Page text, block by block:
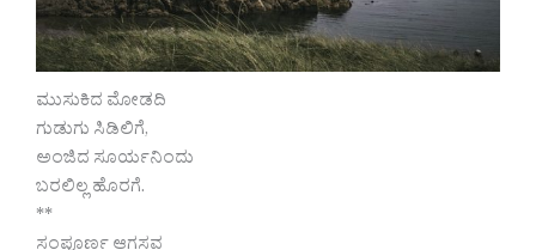
ಮುಸುಕಿದ ಮೋಡದಿ
ಗುಡುಗು ಸಿಡಿಲಿಗೆ,
ಅಂಜಿದ ಸೂರ್ಯನಿಂದು
ಬರಲಿಲ್ಲ ಹೊರಗೆ.
**